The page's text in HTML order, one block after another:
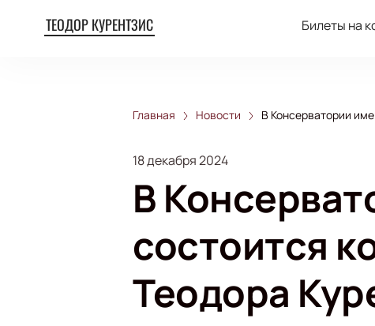
ТЕОДОР КУРЕНТЗИС Билеты на
Главная Новости В Консерватории
18 декабря 2024
В
состоится
Теодора